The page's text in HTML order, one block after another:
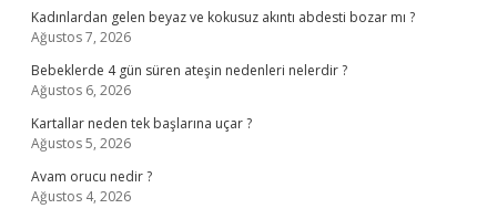
Kadınlardan gelen beyaz ve kokusuz akıntı abdesti bozar mı ?
Ağustos 7, 2026
Bebeklerde 4 gün süren ateşin nedenleri nelerdir ?
Ağustos 6, 2026
Kartallar neden tek başlarına uçar ?
Ağustos 5, 2026
Avam orucu nedir ?
Ağustos 4, 2026